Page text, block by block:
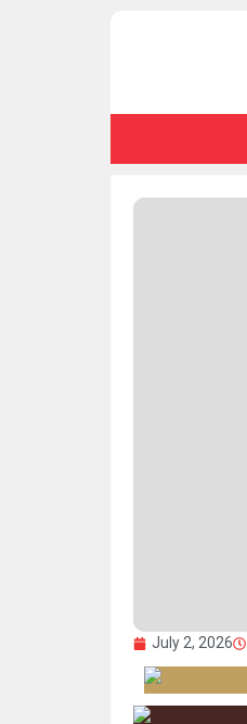
July 2, 2026